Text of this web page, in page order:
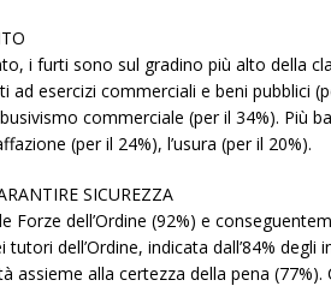
i furti sono sul gradino più alto della
ad esercizi commerciali e beni pubblici
commerciale (per il 34%). Più
(per il 24%), l’usura (per il 20%).
SICUREZZA
Forze dell’Ordine (92%) e
dell’Ordine, indicata dall’84% degli
assieme alla certezza della pena